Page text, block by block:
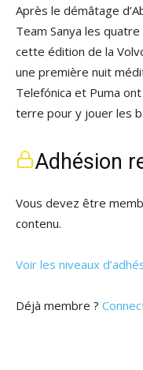
Après le démâtage
Team Sanya les
cette édition de la
une première nuit
Telefónica et Puma
terre pour y jouer les
Adhésion
Vous devez être
contenu.
Voir les niveaux
Déjà membre ?